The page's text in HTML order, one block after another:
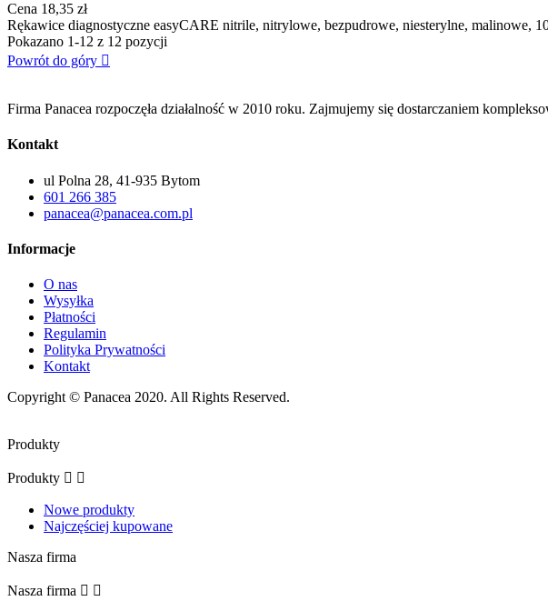
Cena 18,35 zł
Rękawice diagnostyczne easyCARE nitrile, nitrylowe, bezpudrowe, niesterylne, malinowe,
Pokazano 1-12 z 12 pozycji
Powrót do góry 
Firma Panacea rozpoczęła działalność w 2010 roku. Zajmujemy się dostarczaniem
Kontakt
ul Polna 28, 41-935 Bytom
601 266 385
panacea@panacea.com.pl
Informacje
O nas
Wysyłka
Płatności
Regulamin
Polityka Prywatności
Kontakt
Copyright © Panacea 2020. All Rights Reserved.
Produkty
Produkty  
Nowe produkty
Najczęściej kupowane
Nasza firma
Nasza firma  